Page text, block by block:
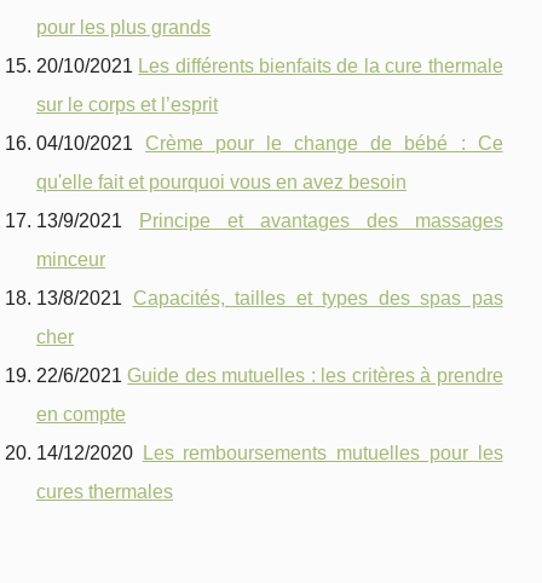
pour les plus grands
20/10/2021 Les différents bienfaits de la cure thermale
sur le corps et l’esprit
04/10/2021 Crème pour le change de bébé : Ce
qu'elle fait et pourquoi vous en avez besoin
13/9/2021
Principe et avantages des massages
minceur
13/8/2021 Capacités, tailles et types des spas pas
cher
22/6/2021 Guide des mutuelles : les critères à prendre
en compte
14/12/2020
Les remboursements mutuelles pour les
cures thermales